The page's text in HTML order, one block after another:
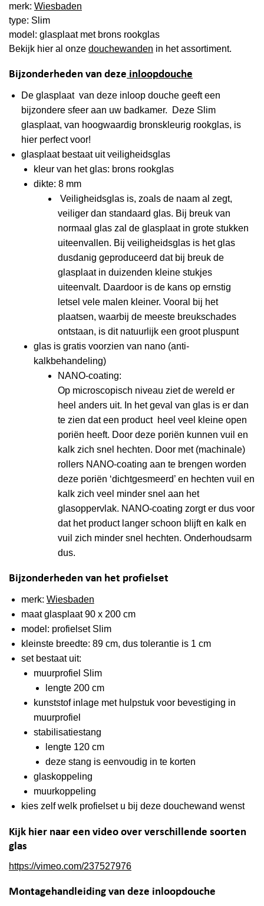
merk: Wiesbaden
type: Slim
model: glasplaat met brons rookglas
Bekijk hier al onze douchewanden in het assortiment.
Bijzonderheden van deze inloopdouche
De glasplaat van deze inloop douche geeft een
bijzondere sfeer aan uw badkamer. Deze Slim
glasplaat, van hoogwaardig bronskleurig rookglas, is
hier perfect voor!
glasplaat bestaat uit veiligheidsglas
kleur van het glas: brons rookglas
dikte: 8 mm
Veiligheidsglas is, zoals de naam al zegt,
veiliger dan standaard glas. Bij breuk van
normaal glas zal de glasplaat in grote stukken
uiteenvallen. Bij veiligheidsglas is het glas
dusdanig geproduceerd dat bij breuk de
glasplaat in duizenden kleine stukjes
uiteenvalt. Daardoor is de kans op ernstig
letsel vele malen kleiner. Vooral bij het
plaatsen, waarbij de meeste breukschades
ontstaan, is dit natuurlijk een groot pluspunt
glas is gratis voorzien van nano (anti-
kalkbehandeling)
NANO-coating:
Op microscopisch niveau ziet de wereld er
heel anders uit. In het geval van glas is er dan
te zien dat een product heel veel kleine open
poriën heeft. Door deze poriën kunnen vuil en
kalk zich snel hechten. Door met (machinale)
rollers NANO-coating aan te brengen worden
deze poriën ‘dichtgesmeerd’ en hechten vuil en
kalk zich veel minder snel aan het
glasoppervlak. NANO-coating zorgt er dus voor
dat het product langer schoon blijft en kalk en
vuil zich minder snel hechten. Onderhoudsarm
dus.
Bijzonderheden van het profielset
merk: Wiesbaden
maat glasplaat 90 x 200 cm
model: profielset Slim
kleinste breedte: 89 cm, dus tolerantie is 1 cm
set bestaat uit:
muurprofiel Slim
lengte 200 cm
kunststof inlage met hulpstuk voor bevestiging in
muurprofiel
stabilisatiestang
lengte 120 cm
deze stang is eenvoudig in te korten
glaskoppeling
muurkoppeling
kies zelf welk profielset u bij deze douchewand wenst
Kijk hier naar een video over verschillende soorten
glas
https://vimeo.com/237527976
Montagehandleiding van deze inloopdouche